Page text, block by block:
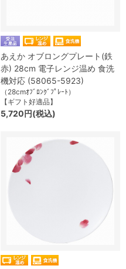
あえか オブロングプレート(鉄
赤) 28cm 電子レンジ温め 食洗
機対応 (58065-5923)
（28cmｵﾌﾞﾛﾝｸﾞﾌﾟﾚｰﾄ）
【ギフト好適品】
5,720円(税込)